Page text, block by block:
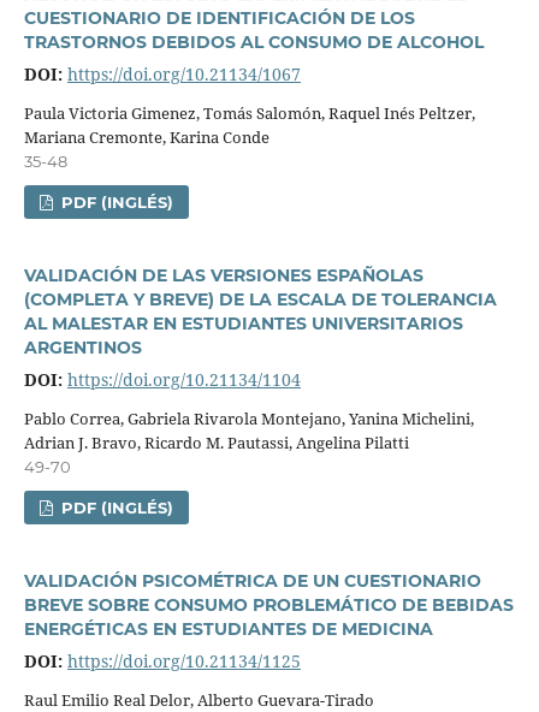
CUESTIONARIO DE IDENTIFICACIÓN DE LOS
TRASTORNOS DEBIDOS AL CONSUMO DE ALCOHOL
DOI: https://doi.org/10.21134/1067
Paula Victoria Gimenez, Tomás Salomón, Raquel Inés Peltzer,
Mariana Cremonte, Karina Conde
35-48
PDF (INGLÉS)
VALIDACIÓN DE LAS VERSIONES ESPAÑOLAS
(COMPLETA Y BREVE) DE LA ESCALA DE TOLERANCIA
AL MALESTAR EN ESTUDIANTES UNIVERSITARIOS
ARGENTINOS
DOI: https://doi.org/10.21134/1104
Pablo Correa, Gabriela Rivarola Montejano, Yanina Michelini,
Adrian J. Bravo, Ricardo M. Pautassi, Angelina Pilatti
49-70
PDF (INGLÉS)
VALIDACIÓN PSICOMÉTRICA DE UN CUESTIONARIO
BREVE SOBRE CONSUMO PROBLEMÁTICO DE BEBIDAS
ENERGÉTICAS EN ESTUDIANTES DE MEDICINA
DOI: https://doi.org/10.21134/1125
Raul Emilio Real Delor, Alberto Guevara-Tirado